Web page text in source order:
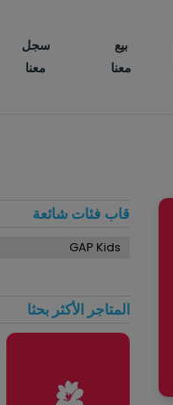
بيع
معنا
سجل
معنا
قاب فئات شائعة
GAP Kids
المتاجر الأكثر بحثا
إتفاقية ملفات تعريف الارتباط
يتم تعيين ملف تعريف الارتباط الدائم
قبول